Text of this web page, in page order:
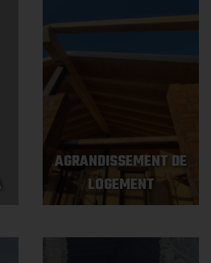
AGRANDISSEMENT DE
LOGEMENT